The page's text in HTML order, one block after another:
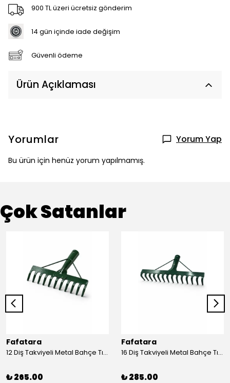
900 TL üzeri ücretsiz gönderim
14 gün içinde iade değişim
Güvenli ödeme
Ürün Açıklaması
Yorumlar Yorum Yap
Bu ürün için henüz yorum yapılmamış.
Çok Satanlar
Fafatara
12 Diş Takviyeli Metal Bahçe Tırmığı – Dayanıklı, Geniş Ağızlı Yaprak ve Toprak Tırmığı
₺ 265.00
Fafatara
16 Diş Takviyeli Metal Bahçe Tırmığı – Dayanıklı, Geniş Ağızlı Toprak ve Yaprak Tırmığı
₺ 285.00